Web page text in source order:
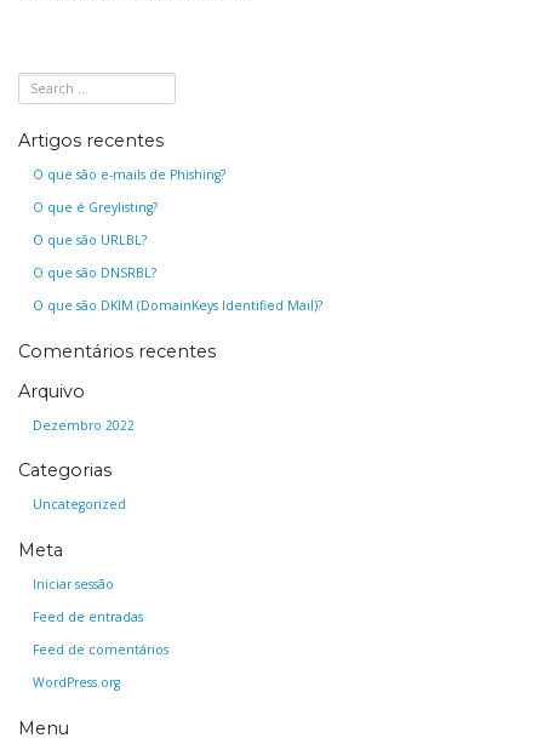
Artigos recentes
O que são e-mails de Phishing?
O que é Greylisting?
O que são URLBL?
O que são DNSRBL?
O que são DKIM (DomainKeys Identified Mail)?
Comentários recentes
Arquivo
Dezembro 2022
Categorias
Uncategorized
Meta
Iniciar sessão
Feed de entradas
Feed de comentários
WordPress.org
Menu